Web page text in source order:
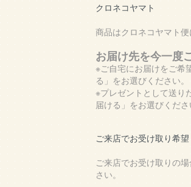
クロネコヤマト
商品はクロネコヤマト便
お届け先を今一度
※ご自宅にお届けをご希
る」をお選びください。
※プレゼントとして送り
届ける」をお選びくださ
ご来店でお受け取り希望
ご来店でお受け取りの
さい。